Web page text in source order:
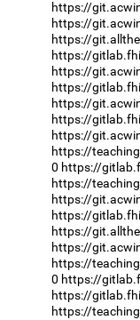
https://
https://
https://
https://
https://
https://
https://
https://
https://
https://
0 https://
https://
https://
https://
https://
https://
https://
0 https://
https://
https://